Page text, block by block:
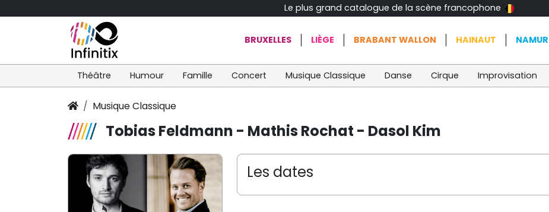
Le plus grand catalogue de la scène francophone
BRUXELLES LIÈGE BRABANT WALLON HAINAUT NAMUR
Théâtre Humour Famille Concert Musique Classique Danse Cirque Improvisation
Musique Classique
Tobias Feldmann - Mathis Rochat - Dasol Kim
Les dates